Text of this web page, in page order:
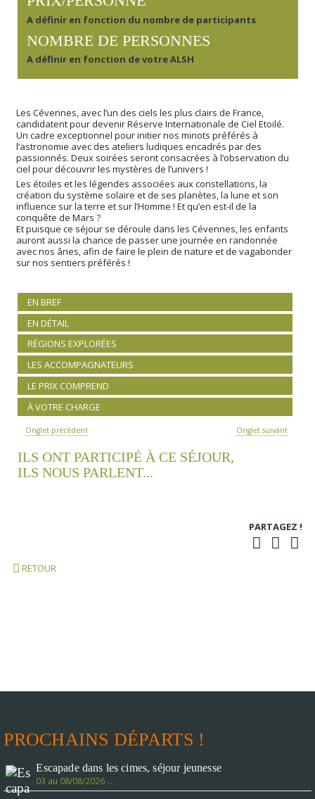
A définir en fonction du nombre de participants
NOMBRE DE PERSONNES
A définir en fonction de votre ALSH
Les Cévennes, avec l’un des ciels les plus clairs de France,
candidatent pour devenir Réserve Internationale de Ciel Etoilé.
Un cadre exceptionnel pour initier nos minots préférés à
l’astronomie avec des ateliers ludiques encadrés par des
passionnés. Deux soirées seront consacrées à l’observation du
ciel pour découvrir les mystères de l’univers !
Les étoiles et les légendes associées aux constellations, la
création du système solaire et de ses planètes, la lune et son
influence sur la terre et sur l’Homme ! Et qu’en est-il de la
conquête de Mars ?
Et puisque ce séjour se déroule dans les Cévennes, les enfants
auront aussi la chance de passer une journée en randonnée
avec nos ânes, afin de faire le plein de nature et de vagabonder
sur nos sentiers préférés !
EN BREF
EN DÉTAIL
RÉGIONS EXPLORÉES
LES ACCOMPAGNATEURS
LE PRIX COMPREND
À VOTRE CHARGE
Onglet précédent Onglet suivant
ILS ONT PARTICIPÉ À CE SÉJOUR,
ILS NOUS PARLENT...
PARTAGEZ !
RETOUR
PROCHAINS DÉPARTS !
Escapade dans les cimes, séjour jeunesse
03 au 08/08/2026 …